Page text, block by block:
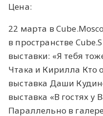
Цена:
22 марта в
в пространстве
выставки: «Я тебя
Чтака и Кирилла Кто
выставка Даши
выставка «В гостях у
Параллельно в